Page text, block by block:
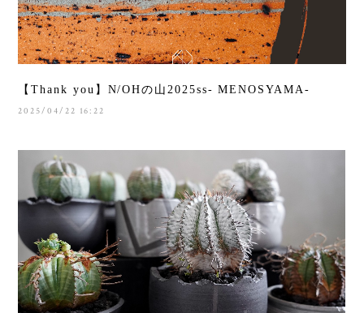
【Thank you】N/OHの山2025ss- MENOSYAMA-
2025/04/22 16:22